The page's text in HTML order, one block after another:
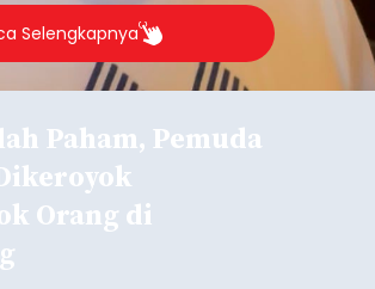
Selengkapnya
Paham, Pemuda
Orang di